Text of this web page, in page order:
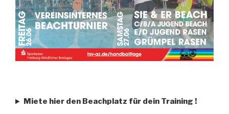
Miete hier den Beachplatz für dein Training !